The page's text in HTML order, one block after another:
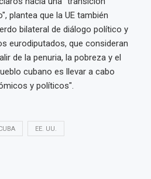
plantea que la UE también
bilateral de diálogo político y
eurodiputados, que consideran
de la penuria, la pobreza y el
cubano es llevar a cabo
y políticos".
EE. UU.